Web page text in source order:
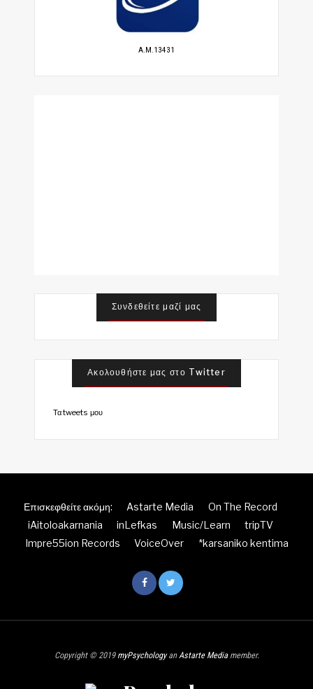
A.M.13431
Συνδεθείτε μαζί μας
Ακολουθήστε μας στο Twitter
Τα tweets μου
Επισκεφθείτε ακόμη: Astarte Media
On The Record
iAitoloakarnania
inLefkas Music/Learn
tripTV
Impre55ion Records
VoiceOver *karsaniko kentima
Copyright © 2019 myPsychologyan Astarte Mediamember.